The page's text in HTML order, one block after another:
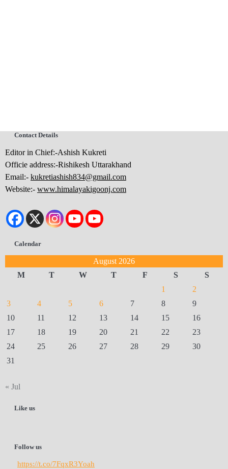
Contact Details
Editor in Chief:-Ashish Kukreti
Officie address:-Rishikesh Uttarakhand
Email:- kukretiashish834@gmail.com
Website:- www.himalayakigoonj.com
Calendar
August 2026
M
T W T F S
S
1
2
3
4 5 6 7 8
9
10
11 12 13 14 15
16
17
18 19 20 21 22
23
24
25 26 27 28 29
30
31
« Jul
Like us
Follow us
https://t.co/7FqxR3Yoah